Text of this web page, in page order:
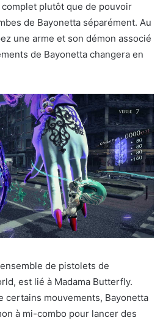
complet plutôt que de pouvoir
de Bayonetta séparément. Au
une arme et son démon associé
de Bayonetta changera en
de pistolets de
est lié à Madama Butterfly.
certains mouvements, Bayonetta
à mi-combo pour lancer des